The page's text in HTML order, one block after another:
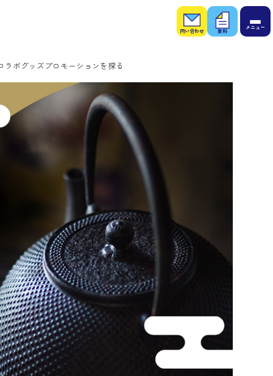
お問
い合
わせ
お役
立ち
資料
ボグッズプロモーションを探る